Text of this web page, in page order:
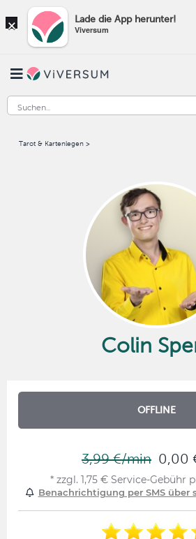
× Lade die App herunter!
Viversum
Tarot & Kartenlegen
Colin
OFFLINE
3,99 €/min 0,00
* zzgl. 1,75 € Service-Gebühr
Benachrichtigung per SMS über